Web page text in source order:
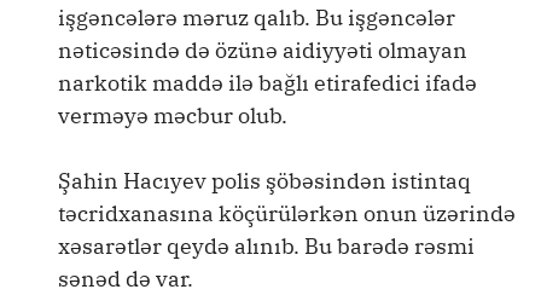
işgəncələrə məruz qalıb. Bu işgəncələr
nəticəsində də özünə aidiyyəti olmayan
narkotik maddə ilə bağlı etirafedici ifadə
verməyə məcbur olub.
Şahin Hacıyev polis şöbəsindən istintaq
təcridxanasına köçürülərkən onun üzərində
xəsarətlər qeydə alınıb. Bu barədə rəsmi
sənəd də var.